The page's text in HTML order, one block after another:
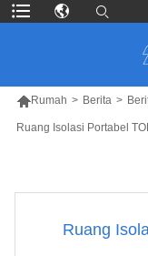
Rumah > Berita >
Ruang Isolasi Portabel
Ruang